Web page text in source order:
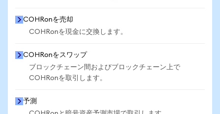
COHRonを売却
COHRonを現金に交換します。
COHRonをスワップ
ブロックチェーン間およびブロックチェーン上で
COHRonを取引します。
予測